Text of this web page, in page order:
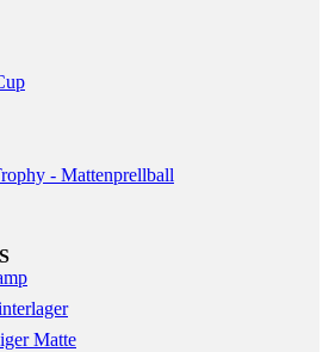
- Mattenprellball
Matte